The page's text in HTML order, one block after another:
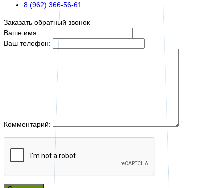
8 (962) 366-56-61
Заказать обратный звонок
Ваше имя:
Ваш телефон:
Комментарий: